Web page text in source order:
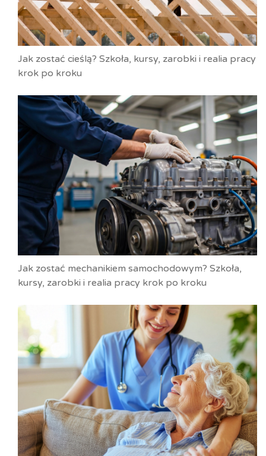
Jak zostać cieślą? Szkoła, kursy, zarobki i realia pracy
krok po kroku
Jak zostać mechanikiem samochodowym? Szkoła,
kursy, zarobki i realia pracy krok po kroku